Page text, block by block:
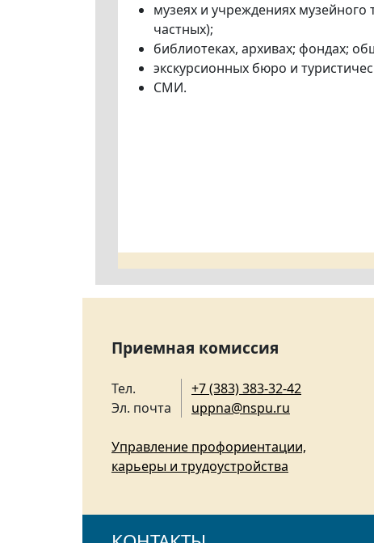
музеях и учреждениях музейного
частных);
библиотеках, архивах; фондах;
экскурсионных бюро и
СМИ.
Приемная комиссия
Тел.
Эл. почта
+7 (383) 383-32-42
uppna@nspu.ru
Управление профориентации,
карьеры и трудоустройства